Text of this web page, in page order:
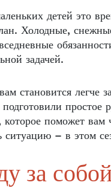
детей это
Холодные,
задачей.
становится
простое
которое поможет
ситуацию – в этом
за